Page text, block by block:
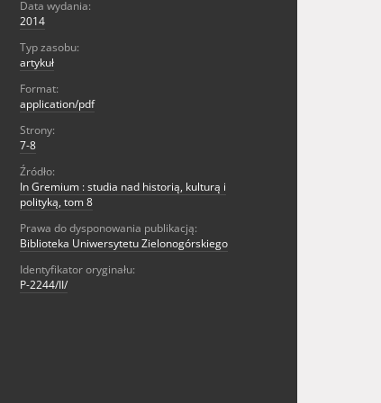
Data wydania:
2014
Typ zasobu:
artykuł
Format:
application/pdf
Strony:
7-8
Źródło:
In Gremium : studia nad historią, kulturą i
polityką, tom 8
Prawa do dysponowania publikacją:
Biblioteka Uniwersytetu Zielonogórskiego
Identyfikator oryginału:
P-2244/II/